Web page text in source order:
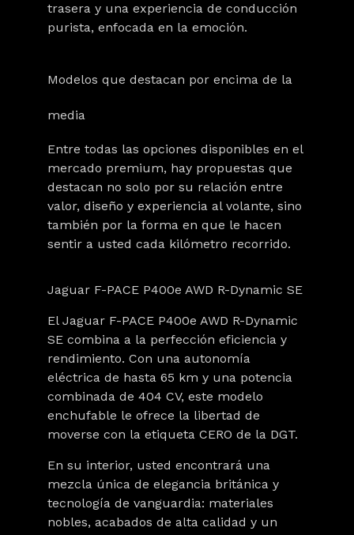
trasera y una experiencia de conducción
purista, enfocada en la emoción.
Modelos que destacan por encima de la
media
Entre todas las opciones disponibles en el
mercado premium, hay propuestas que
destacan no solo por su relación entre
valor, diseño y experiencia al volante, sino
también por la forma en que le hacen
sentir a usted cada kilómetro recorrido.
Jaguar F-PACE P400e AWD R-Dynamic SE
El Jaguar F-PACE P400e AWD R-Dynamic
SE combina a la perfección eficiencia y
rendimiento. Con una autonomía
eléctrica de hasta 65 km y una potencia
combinada de 404 CV, este modelo
enchufable le ofrece la libertad de
moverse con la etiqueta CERO de la DGT.
En su interior, usted encontrará una
mezcla única de elegancia británica y
tecnología de vanguardia: materiales
nobles, acabados de alta calidad y un